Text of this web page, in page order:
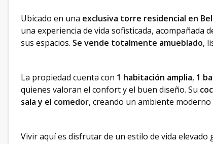
Ubicado en una exclusiva torre residencial en
una experiencia de vida sofisticada, acompañada
sus espacios. Se vende totalmente amueblado,
La propiedad cuenta con 1 habitación amplia, 1
quienes valoran el confort y el buen diseño. Su
sala y el comedor, creando un ambiente moderno
Vivir aquí es disfrutar de un estilo de vida elevado